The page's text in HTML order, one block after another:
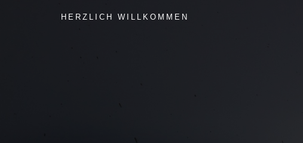
HERZLICH WILLKOMMEN